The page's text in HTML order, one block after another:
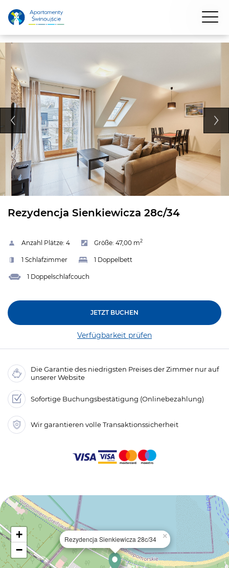
Rezydencja Sienkiewicza 28c/34
Anzahl Plätze: 4 Größe: 47,00 m2
1 Schlafzimmer 1 Doppelbett
1 Doppelschlafcouch
JETZT BUCHEN
Verfügbarkeit prüfen
Die Garantie des niedrigsten Preises der Zimmer nur auf
unserer Website
Sofortige Buchungsbestätigung (Onlinebezahlung)
Wir garantieren volle Transaktionssicherheit
Rezydencja Sienkiewicza 28c/34 ×
+
−